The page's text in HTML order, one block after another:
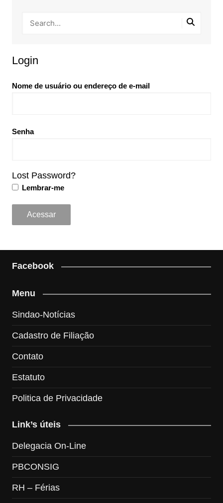
Login
Nome de usuário ou endereço de e-mail
Senha
Lost Password?
Lembrar-me
Facebook
Menu
Sindao-Notícias
Cadastro de Filiação
Contato
Estatuto
Politica de Privacidade
Link’s úteis
Delegacia On-Line
PBCONSIG
RH – Férias